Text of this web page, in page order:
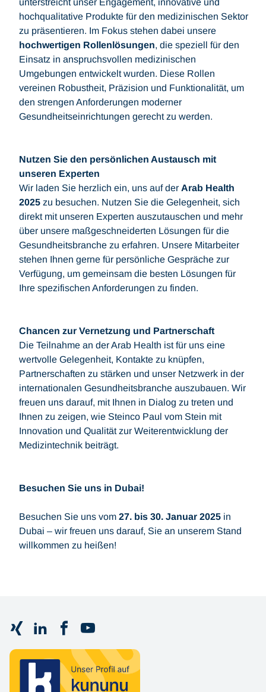
unterstreicht unser Engagement, innovative und
hochqualitative Produkte für den medizinischen Sektor
zu präsentieren. Im Fokus stehen dabei unsere
hochwertigen Rollenlösungen, die speziell für den
Einsatz in anspruchsvollen medizinischen
Umgebungen entwickelt wurden. Diese Rollen
vereinen Robustheit, Präzision und Funktionalität, um
den strengen Anforderungen moderner
Gesundheitseinrichtungen gerecht zu werden.
Nutzen Sie den persönlichen Austausch mit
unseren Experten
Wir laden Sie herzlich ein, uns auf der Arab Health
2025 zu besuchen. Nutzen Sie die Gelegenheit, sich
direkt mit unseren Experten auszutauschen und mehr
über unsere maßgeschneiderten Lösungen für die
Gesundheitsbranche zu erfahren. Unsere Mitarbeiter
stehen Ihnen gerne für persönliche Gespräche zur
Verfügung, um gemeinsam die besten Lösungen für
Ihre spezifischen Anforderungen zu finden.
Chancen zur Vernetzung und Partnerschaft
Die Teilnahme an der Arab Health ist für uns eine
wertvolle Gelegenheit, Kontakte zu knüpfen,
Partnerschaften zu stärken und unser Netzwerk in der
internationalen Gesundheitsbranche auszubauen. Wir
freuen uns darauf, mit Ihnen in Dialog zu treten und
Ihnen zu zeigen, wie Steinco Paul vom Stein mit
Innovation und Qualität zur Weiterentwicklung der
Medizintechnik beiträgt.
Besuchen Sie uns in Dubai!
Besuchen Sie uns vom 27. bis 30. Januar 2025 in
Dubai – wir freuen uns darauf, Sie an unserem Stand
willkommen zu heißen!